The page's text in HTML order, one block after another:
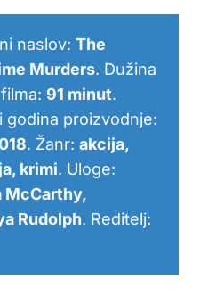
naslov: The
Murders. Dužina
91 minut.
godina proizvodnje:
. Žanr: akcija,
krimi. Uloge:
McCarthy,
Rudolph. Reditelj: